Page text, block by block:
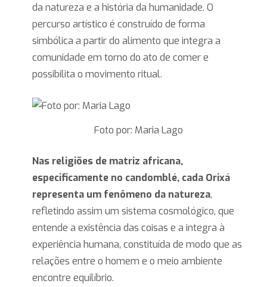
da natureza e a história da humanidade. O
percurso artístico é construído de forma
simbólica a partir do alimento que integra a
comunidade em torno do ato de comer e
possibilita o movimento ritual.
Foto por: Maria Lago
Nas religiões de matriz africana,
especificamente no candomblé, cada Orixá
representa um fenômeno da natureza,
refletindo assim um sistema cosmológico, que
entende a existência das coisas e a integra à
experiência humana, constituída de modo que as
relações entre o homem e o meio ambiente
encontre equilíbrio.